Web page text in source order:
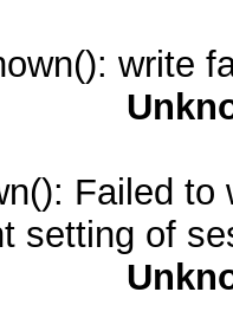
write
Failed
setting of